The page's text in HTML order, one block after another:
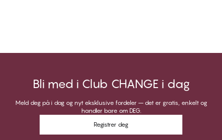
Bli med i Club CHANGE i dag
Meld deg på i dag og nyt eksklusive fordeler – det er gratis, enkelt og
handler bare om DEG.
Registrer deg